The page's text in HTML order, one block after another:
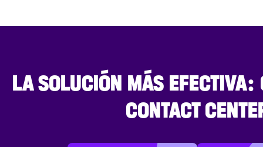
LA SOLUCIÓN MÁS
CONTACT